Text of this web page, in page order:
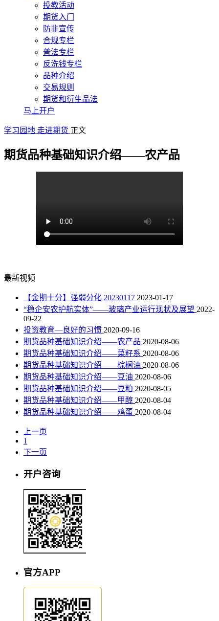
投教活动
期货入门
防非宣传
合规专栏
普法专栏
反洗钱专栏
品种介绍
交易规则
期货和衍生品法
马上开户
学习园地 走进期货 正文
期货品种基础知识介绍——农产品
最新视频
【金期十分】强弱分化 20230117 2023-01-17
“稳企安农护航实体”——玻璃产业运行现状及展望 2022-
09-22
投资教育—良好的习惯 2020-09-16
期货品种基础知识介绍——农产品 2020-08-06
期货品种基础知识介绍——菜籽系 2020-08-06
期货品种基础知识介绍——棕榈油 2020-08-06
期货品种基础知识介绍——豆油 2020-08-06
期货品种基础知识介绍——豆粕 2020-08-05
期货品种基础知识介绍——甲醇 2020-08-04
期货品种基础知识介绍——鸡蛋 2020-08-04
上一页
1
下一页
开户咨询
官方APP